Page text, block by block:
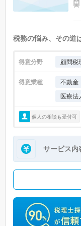
税務の悩み、その道
得意分野 顧問税
得意業種 不動産
医療法
個人の相談も受付可
サービス内